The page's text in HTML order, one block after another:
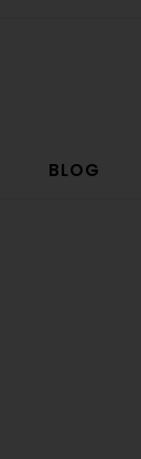
BLOG